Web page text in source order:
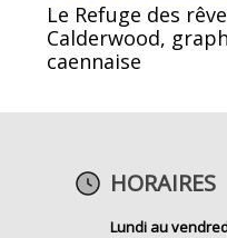
Le Refuge des
Calderwood,
caennaise
HORAIRES
Lundi au